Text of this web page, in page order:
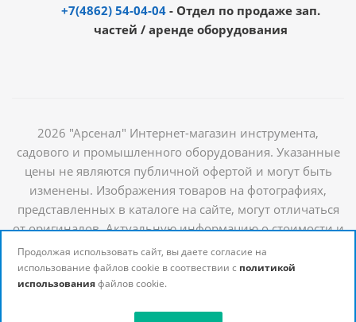
+7(4862) 54-04-04 - Отдел по продаже зап.
частей / аренде оборудования
2026 "Арсенал" Интернет-магазин инструмента,
садового и промышленного оборудования. Указанные
цены не являются публичной офертой и могут быть
изменены. Изображения товаров на фотографиях,
представленных в каталоге на сайте, могут отличаться
от оригиналов. Актуальную информацию о стоимости и
наличии товаров можно получить у наших
менеджеров
Продолжая использовать сайт, вы даете согласие на
использование файлов cookie в соотвествии с политикой
использованияфайлов cookie.